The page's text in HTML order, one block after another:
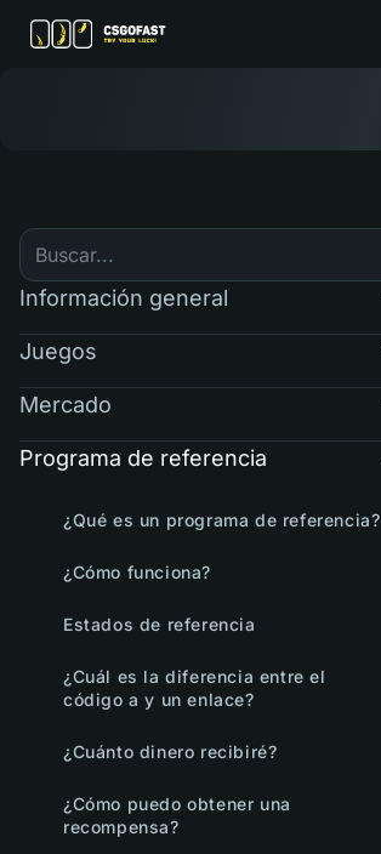
Información general
Juegos
Mercado
Programa de referencia
¿Qué es un programa de referencia?
¿Cómo funciona?
Estados de referencia
¿Cuál es la diferencia entre el
código a y un enlace?
¿Cuánto dinero recibiré?
¿Cómo puedo obtener una
recompensa?